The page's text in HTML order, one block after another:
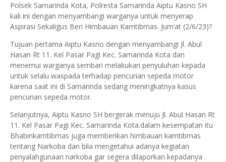
Polsek Samarinda Kota, Polresta Samarinda Aiptu Kasno SH
kali ini dengan menyambangi warganya untuk menyerap
Aspirasi Sekaligus Beri Himbauan Kamtibmas. Jum’at (2/6/23)?
Tujuan pertama Aiptu Kasno dengan menyambangi Jl. Abul
Hasan Rt 11. Kel Pasar Pagi Kec. Samarinda Kota dan
menemui warganya sembari melakukan penyuluhan kepada
untuk selalu waspada terhadap pencurian sepeda motor
karena saat ini di Samarinda sedang meningkatnya kasus
pencurian sepeda motor.
Selanjutnya, Aiptu Kasno SH bergerak menuju Jl. Abul Hasan Rt
11. Kel Pasar Pagi Kec. Samarinda Kota.dalam kesempatan itu
Bhabinkamtibmas juga memberikan himbauan kamtibmas
tentang Narkoba dan bila mengetahui adanya kegiatan
penyalahgunaan narkoba gar segera dilaporkan kepadanya